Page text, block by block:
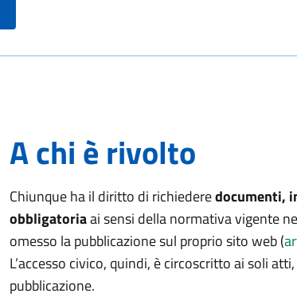
A chi è rivolto
Chiunque ha il diritto di richiederedocumenti,
obbligatoriaai sensi della normativa vigente
omesso la pubblicazione sul proprio sito web (
L’accesso civico, quindi, è circoscritto ai soli
pubblicazione.